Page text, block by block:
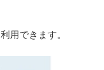
用できます。